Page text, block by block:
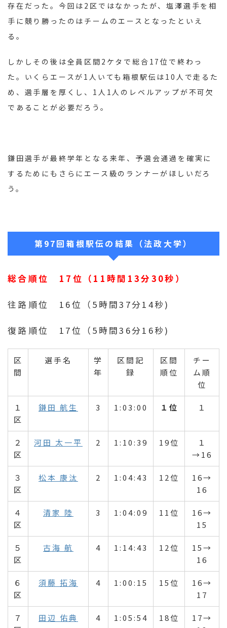
存在だった。今回は2区ではなかったが、塩澤選手を相
手に競り勝ったのはチームのエースとなったといえ
る。
しかしその後は全員区間2ケタで総合17位で終わっ
た。いくらエースが1人いても箱根駅伝は10人で走るた
め、選手層を厚くし、1人1人のレベルアップが不可欠
であることが必要だろう。
鎌田選手が最終学年となる来年、予選会通過を確実に
するためにもさらにエース級のランナーがほしいだろ
う。
第97回箱根駅伝の結果（法政大学）
総合順位 17位（11時間13分30秒）
往路順位 16位（5時間37分14秒)
復路順位 17位（5時間36分16秒)
区
間
選手名
学
年
区間記
録
区間
順位
チー
ム順
位
１
区
鎌田 航生 3 1:03:00 １位 １
２
区
河田 太一平 2 1:10:39 19位
１
→16
３
区
松本 康汰 2 1:04:43 12位
16→
16
４
区
清家 陸 3 1:04:09 11位
16→
15
５
区
古海 航 4 1:14:43 12位
15→
16
６
区
須藤 拓海 4 1:00:15 15位
16→
17
７
田辺 佑典 4 1:05:54 18位
17→